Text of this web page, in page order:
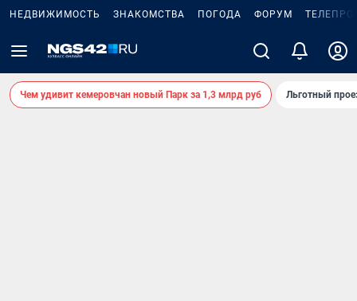
НЕДВИЖИМОСТЬ ЗНАКОМСТВА ПОГОДА ФОРУМ
Чем удивит кемеровчан новый Парк за 1,3 млрд руб Льготный